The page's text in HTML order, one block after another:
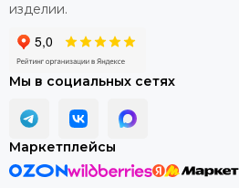
изделии.
Мы в социальных сетях
Маркетплейсы